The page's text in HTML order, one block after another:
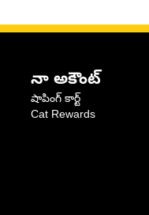
నా అకౌంట్
షాపింగ్ కార్ట్
Cat Rewards